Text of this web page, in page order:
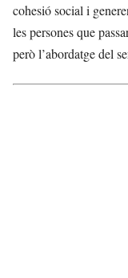
cohesió social i
les persones que
però l’abordatge del